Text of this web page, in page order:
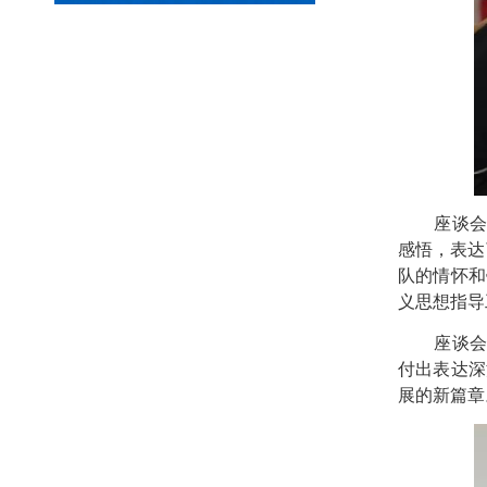
座谈
感悟，表
队的情怀
义思想指
座谈
付出表达
展的新篇